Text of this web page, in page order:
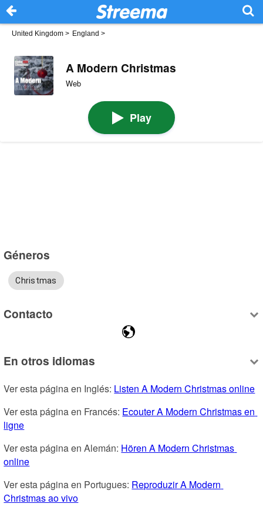
United Kingdom > England >
A Modern Christmas
Web
Play
Géneros
Christmas
Contacto
En otros idiomas
Ver esta página en Inglés: Listen A Modern Christmas online
Ver esta página en Francés: Ecouter A Modern Christmas en
ligne
Ver esta página en Alemán: Hören A Modern Christmas
online
Ver esta página en Portugues: Reproduzir A Modern
Christmas ao vivo